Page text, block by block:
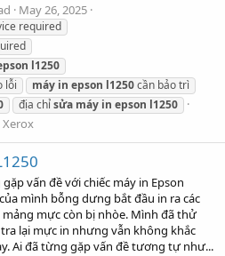
May 26, 2025
required
l1250
lỗi máy in epson l1250cần bảo trì
địa chỉsửa máy in epson l1250
Xerox
vấn đề với chiếc máy in Epson
mình bỗng dưng bắt đầu in ra các
mực còn bị nhòe. Mình đã thử
lại mực in nhưng vẫn không khắc
Ai đã từng gặp vấn đề tương tự như...